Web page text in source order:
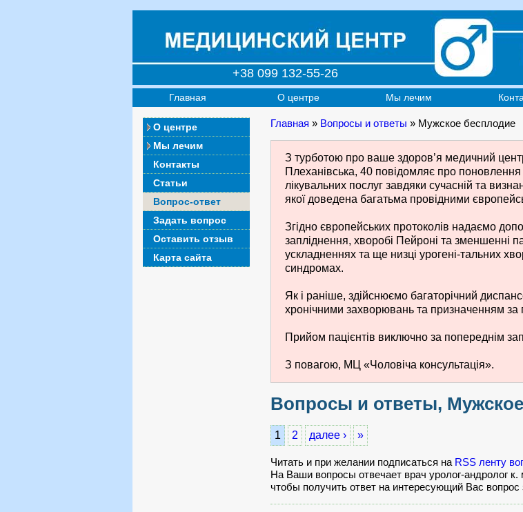
+38 099 132-55-26
Главная О центре Мы лечим
О центре
Мы лечим
Контакты
Статьи
Вопрос-ответ
Задать вопрос
Оставить отзыв
Карта сайта
Главная » Вопросы и ответы » Мужское бесплодие
З турботою про ваше здоров’я медичний
Плеханівська, 40 повідомляє про
лікувальних послуг завдяки сучасній та
якої доведена багатьма провідними
Згідно європейських протоколів надаємо
запліднення, хворобі Пейроні та зменшенні
ускладненнях та ще низці урогені-тальних
синдромах.
Як і раніше, здійснюємо багаторічний
хронічними захворювань та призначенням за
Прийом пацієнтів виключно за попереднім
З повагою, МЦ «Чоловіча консультація».
Вопросы и ответы,
1 2 далее › »
Читать и при желании подписаться на RSS ленту
На Ваши вопросы отвечает врач уролог-андролог
чтобы получить ответ на интересующий Вас